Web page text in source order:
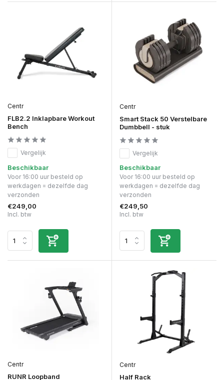
Centr
FLB2.2 Inklapbare Workout
Bench
Vergelijk
Beschikbaar
Voor 16:00 uur besteld op
werkdagen = dezelfde dag
verzonden
€249,00
Incl. btw
Centr
Smart Stack 50 Verstelbare
Dumbbell - stuk
Vergelijk
Beschikbaar
Voor 16:00 uur besteld op
werkdagen = dezelfde dag
verzonden
€249,50
Incl. btw
Centr
RUNR Loopband
Centr
Half Rack